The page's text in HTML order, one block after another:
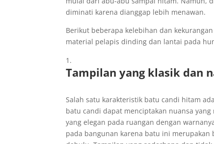
diminati karena dianggap lebih menawan.
Berikut beberapa kelebihan dan
material pelapis dinding dan lantai pada
Tampilan yang klasik dan
Salah satu karakteristik batu candi hitam
batu candi dapat menciptakan nuansa
yang elegan pada ruangan dengan
pada bangunan karena batu ini merupakan